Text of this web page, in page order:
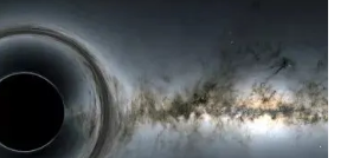
VTV Thể thao
Bất động sản